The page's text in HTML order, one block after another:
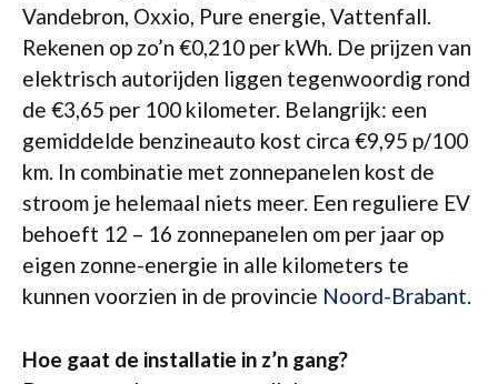
Vandebron, Oxxio, Pure energie, Vattenfall.
Rekenen op zo’n €0,210 per kWh. De prijzen van
elektrisch autorijden liggen tegenwoordig rond
de €3,65 per 100 kilometer. Belangrijk: een
gemiddelde benzineauto kost circa €9,95 p/100
km. In combinatie met zonnepanelen kost de
stroom je helemaal niets meer. Een reguliere EV
behoeft 12 – 16 zonnepanelen om per jaar op
eigen zonne-energie in alle kilometers te
kunnen voorzien in de provincie Noord-Brabant.
Hoe gaat de installatie in z’n gang?